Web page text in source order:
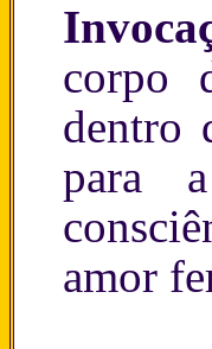
corpo
dentro
para
amor